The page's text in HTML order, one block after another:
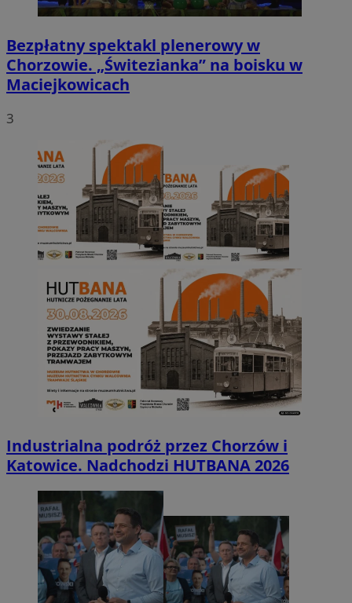
Bezpłatny spektakl plenerowy w
Chorzowie. „Świtezianka” na boisku w
Maciejkowicach
3
Industrialna podróż przez Chorzów i
Katowice. Nadchodzi HUTBANA 2026